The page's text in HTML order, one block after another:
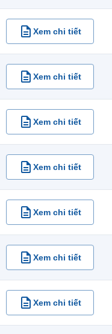
Xem chi tiết
Xem chi tiết
Xem chi tiết
Xem chi tiết
Xem chi tiết
Xem chi tiết
Xem chi tiết